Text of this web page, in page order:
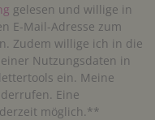
gelesen und willige in
E-Mail-Adresse zum
Zudem willige ich in die
Nutzungsdaten in
ein. Meine
Eine
möglich.**